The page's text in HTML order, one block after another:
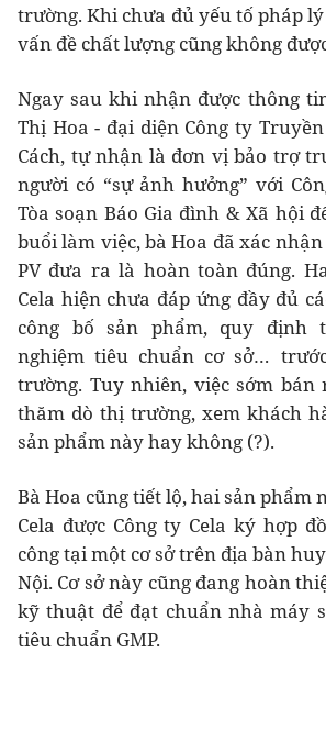
trường. Khi chưa đủ yếu tố pháp
vấn đề chất lượng cũng không
Ngay sau khi nhận được thông
Thị Hoa - đại diện Công ty
Cách, tự nhận là đơn vị bảo trợ
người có “sự ảnh hưởng” với
Tòa soạn Báo Gia đình & Xã hội
buổi làm việc, bà Hoa đã xác
PV đưa ra là hoàn toàn đúng.
Cela hiện chưa đáp ứng đầy đủ
công bố sản phẩm, quy định
nghiệm tiêu chuẩn cơ sở…
trường. Tuy nhiên, việc sớm
thăm dò thị trường, xem khách
sản phẩm này hay không (?).
Bà Hoa cũng tiết lộ, hai sản phẩm
Cela được Công ty Cela ký hợp
công tại một cơ sở trên địa bàn
Nội. Cơ sở này cũng đang hoàn
kỹ thuật để đạt chuẩn nhà máy
tiêu chuẩn GMP.